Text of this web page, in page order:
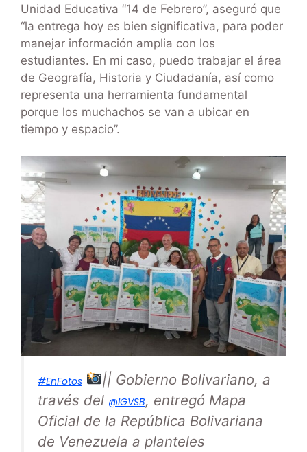
Unidad Educativa “14 de Febrero”, aseguró que
“la entrega hoy es bien significativa, para poder
manejar información amplia con los
estudiantes. En mi caso, puedo trabajar el área
de Geografía, Historia y Ciudadanía, así como
representa una herramienta fundamental
porque los muchachos se van a ubicar en
tiempo y espacio”.
#EnFotos
|| Gobierno Bolivariano, a
través del @IGVSB, entregó Mapa
Oficial de la República Bolivariana
de Venezuela a planteles